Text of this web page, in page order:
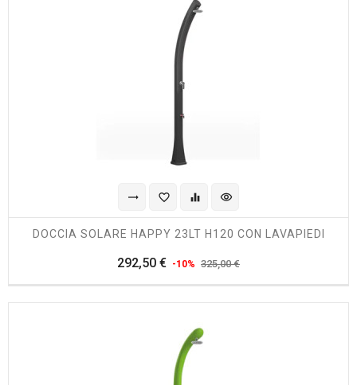
trending_flat favorite_border equalizer visibility
DOCCIA SOLARE HAPPY 23LT H120 CON LAVAPIEDI
292,50 € Prezzo
-10% 325,00 €Prezzo